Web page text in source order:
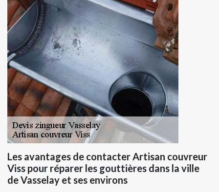
Les avantages de contacter Artisan couvreur
Viss pour réparer les gouttières dans la ville
de Vasselay et ses environs